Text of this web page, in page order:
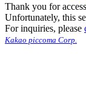
Thank you for
Unfortunately, this
For inquiries, please
Kakao piccoma Corp.